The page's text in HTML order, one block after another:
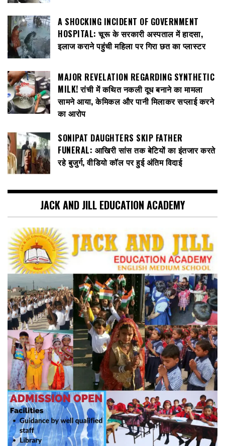
A SHOCKING INCIDENT OF GOVERNMENT
HOSPITAL: चूरू के सरकारी अस्पताल में हादसा,
इलाज कराने पहुंची महिला पर गिरा छत का प्लास्टर
MAJOR REVELATION REGARDING SYNTHETIC
MILK! रांची में कथित नकली दूध बनाने का मामला
सामने आया, केमिकल और पानी मिलाकर सप्लाई करने
का आरोप
SONIPAT DAUGHTERS SKIP FATHER
FUNERAL: आखिरी सांस तक बेटियों का इंतजार करते
रहे बुजुर्ग, वीडियो कॉल पर हुई अंतिम विदाई
JACK AND JILL EDUCATION ACADEMY